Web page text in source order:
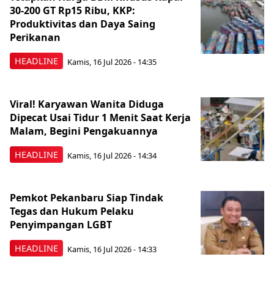
HEADLINE
30-200 GT Rp15 Ribu, KKP:
Produktivitas dan Daya Saing
Perikanan
Kamis, 16 Jul 2026 - 14:35
HEADLINE
Viral! Karyawan Wanita Diduga
Dipecat Usai Tidur 1 Menit Saat Kerja
Malam, Begini Pengakuannya
Kamis, 16 Jul 2026 - 14:34
HEADLINE
Pemkot Pekanbaru Siap Tindak
Tegas dan Hukum Pelaku
Penyimpangan LGBT
Kamis, 16 Jul 2026 - 14:33